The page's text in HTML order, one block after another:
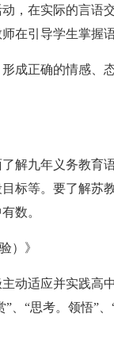
，在实际的言语
在引导学生掌握
成正确的情感、
解九年义务教育
标等。要了解苏
数。
）》
动适应并实践高
、“思考。领悟”、